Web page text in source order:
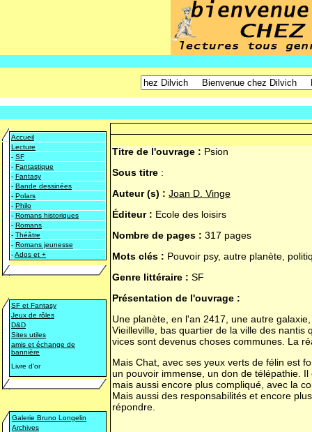
Accueil
Lecture
- SF
- Fantastique
- Fantasy
- Bande dessinées
- Polars
- Philo
- Romans historiques
- Romans
- Théâtre
- Romans jeunesse
-Ados et +
SF et Fantasy
Jeux de rôles
D&D
Sites utiles
amis et échange de
bannière
Livre d'or
Galerie Bruno Longelin
Archives
Titre de l'ouvrage : Psion
Sous titre :
Auteur (s) : Joan D. Vinge
Éditeur : Ecole des loisirs
Nombre de pages : 317 pages
Mots clés : Pouvoir psy, autre planète,
Genre littéraire : SF
Présentation de l'ouvrage :
Une planète, en l'an 2417, une autre
Vieilleville, bas quartier de la ville des
vices sont devenus choses communes. La
Mais Chat, avec ses yeux verts de félin est
un pouvoir immense, un don de télépathie.
mais aussi encore plus compliqué, avec la
Mais aussi des responsabilités et encore
répondre.